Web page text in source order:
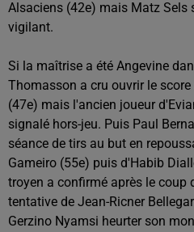
Alsaciens (42e) mais Matz Sels
vigilant.
Si la maîtrise a été Angevine
Thomasson a cru ouvrir le
(47e) mais l'ancien joueur
signalé hors-jeu. Puis Paul
séance de tirs au but en
Gameiro (55e) puis d'Habib
troyen a confirmé après le coup
tentative de Jean-Ricner
Gerzino Nyamsi heurter son